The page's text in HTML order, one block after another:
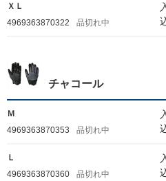
ＸＬ
4969363870322
品切れ中
チャコール
Ｍ
4969363870353
品切れ中
Ｌ
4969363870360
品切れ中